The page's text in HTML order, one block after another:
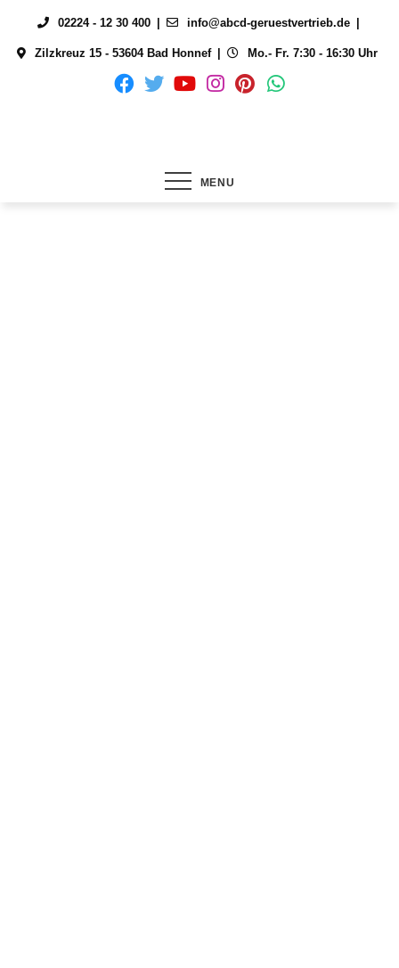
content
02224 - 12 30 400 info@abcd-geruestvertrieb.de
Zilzkreuz 15 - 53604 Bad Honnef Mo.- Fr. 7:30 - 16:30 Uhr
MENU